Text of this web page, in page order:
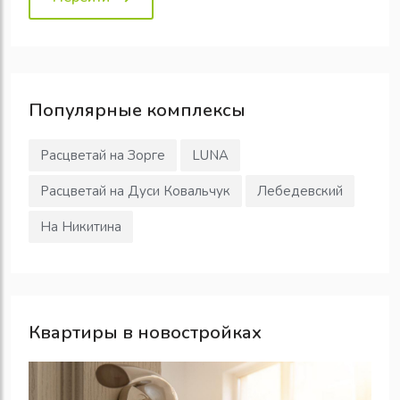
Популярные комплексы
Расцветай на Зорге
LUNA
Расцветай на Дуси Ковальчук
Лебедевский
На Никитина
Квартиры в новостройках